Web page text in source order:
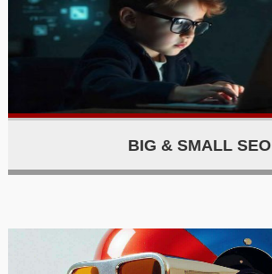
BIG & SMALL SEO